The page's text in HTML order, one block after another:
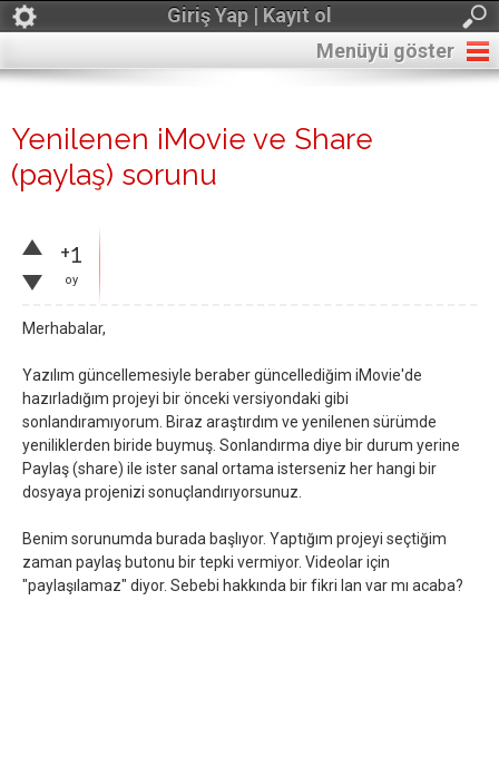
Giriş Yap | Kayıt ol
Menüyü göster
Yenilenen iMovie ve Share
(paylaş) sorunu
+1
oy
Merhabalar,
Yazılım güncellemesiyle beraber güncellediğim iMovie'de
hazırladığım projeyi bir önceki versiyondaki gibi
sonlandıramıyorum. Biraz araştırdım ve yenilenen sürümde
yeniliklerden biride buymuş. Sonlandırma diye bir durum yerine
Paylaş (share) ile ister sanal ortama isterseniz her hangi bir
dosyaya projenizi sonuçlandırıyorsunuz.
Benim sorunumda burada başlıyor. Yaptığım projeyi seçtiğim
zaman paylaş butonu bir tepki vermiyor. Videolar için
"paylaşılamaz" diyor. Sebebi hakkında bir fikri lan var mı acaba?